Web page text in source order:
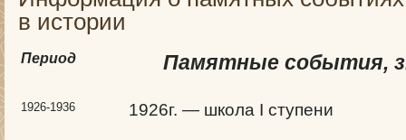
в истории
Период Памятные события,
1926-1936 1926г. — школа I ступени